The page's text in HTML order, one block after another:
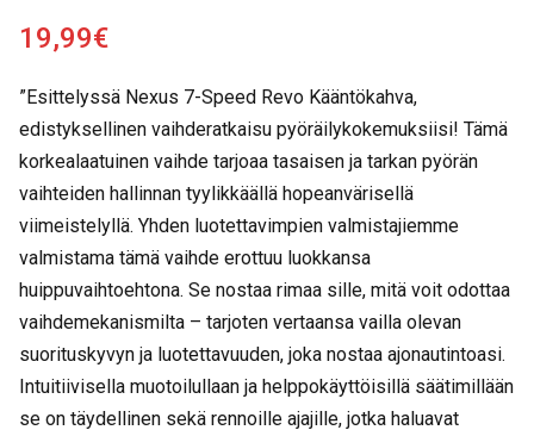
19,99€
”Esittelyssä Nexus 7-Speed Revo Kääntökahva,
edistyksellinen vaihderatkaisu pyöräilykokemuksiisi! Tämä
korkealaatuinen vaihde tarjoaa tasaisen ja tarkan pyörän
vaihteiden hallinnan tyylikkäällä hopeanvärisellä
viimeistelyllä. Yhden luotettavimpien valmistajiemme
valmistama tämä vaihde erottuu luokkansa
huippuvaihtoehtona. Se nostaa rimaa sille, mitä voit odottaa
vaihdemekanismilta – tarjoten vertaansa vailla olevan
suorituskyvyn ja luotettavuuden, joka nostaa ajonautintoasi.
Intuitiivisella muotoilullaan ja helppokäyttöisillä säätimillään
se on täydellinen sekä rennoille ajajille, jotka haluavat